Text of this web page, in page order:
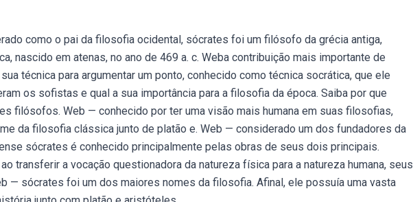
como o pai da filosofia ocidental, sócrates foi um filósofo da grécia antiga,
nascido em atenas, no ano de 469 a. c. Weba contribuição mais importante de
técnica para argumentar um ponto, conhecido como técnica socrática, que ele
os sofistas e qual a sua importância para a filosofia da época. Saiba por que
filósofos. Web — conhecido por ter uma visão mais humana em suas filosofias,
da filosofia clássica junto de platão e. Web — considerado um dos fundadores da
sócrates é conhecido principalmente pelas obras de seus dois principais.
transferir a vocação questionadora da natureza física para a natureza humana, seus
— sócrates foi um dos maiores nomes da filosofia. Afinal, ele possuía uma vasta